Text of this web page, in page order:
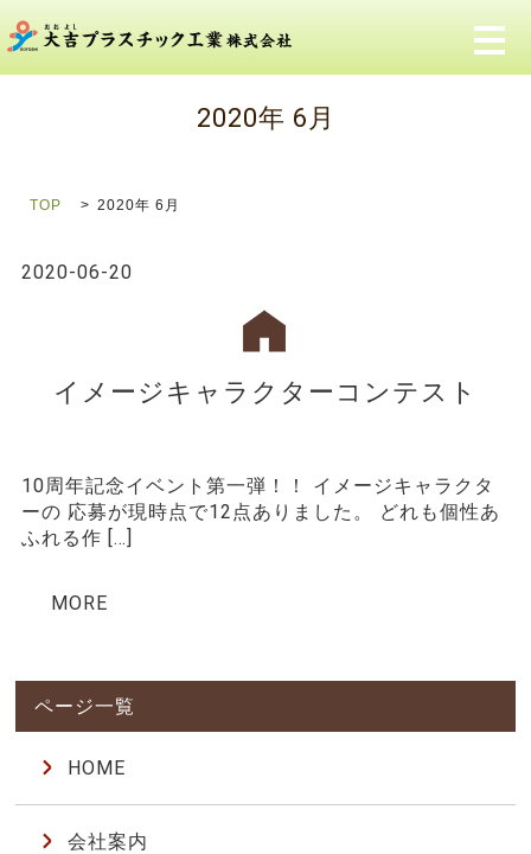
メ
2020年 6月
TOP 2020年 6月
2020-06-20
イメージキャラクターコンテスト
10周年記念イベント第一弾！！ イメージキャラクタ
ーの 応募が現時点で12点ありました。 どれも個性あ
ふれる作 […]
MORE
HOME
会社案内